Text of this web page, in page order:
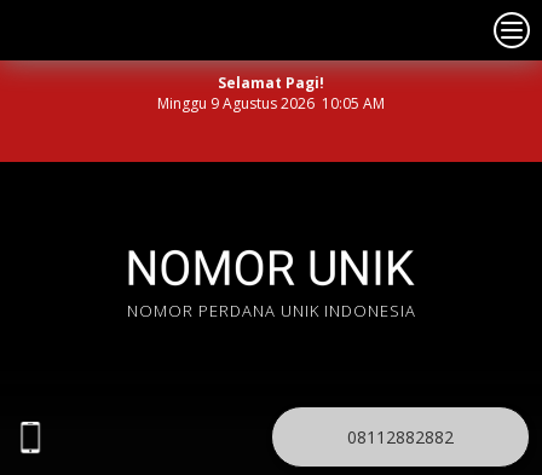
Selamat Pagi!
Minggu 9 Agustus 2026 10:05 AM
NOMOR PERDANA UNIK INDONESIA
08112882882